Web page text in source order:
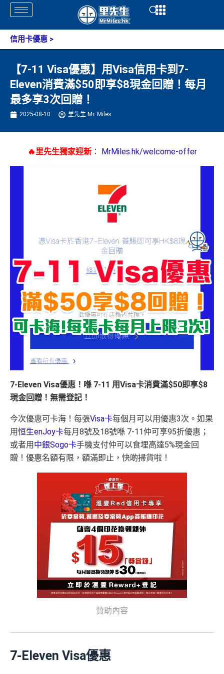
Skip
content
Open
信用卡優惠 >
【7-11 Visa優惠】用Visa信用卡到7-
Eleven消費滿$50即享$8現金回贈！每月
最多享3次回贈！
2025-08-10 里先生 Mr. Miles
🔥里先生獨家迎新： MrMiles.hk/welcome-offer
7-Eleven Visa優惠！喺 7-11 用Visa卡消費滿$50即享$8
現金回贈！ 無需登記！
今次優惠可卡海！每張Visa卡每個月可以用優惠3次。如果
用恒生enJoy卡每月8號及18號喺 7-11仲可享95折優惠；
或者用 中銀Sogo卡手機支付仲可以食埋高達5%現金回
贈！優惠名額有限，額滿即止，快啲掃貨啦！
贊助內容
7-Eleven Visa優惠